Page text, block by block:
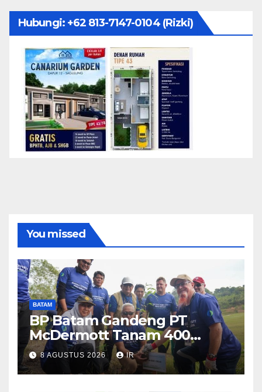
Hubungi: ‪+62 813-7147-0104‬ (Rizki)
You missed
BATAM
BP Batam Gandeng PT
McDermott Tanam 400
Bambu Betung di Waduk
Nongsa
8 AGUSTUS 2026 IR